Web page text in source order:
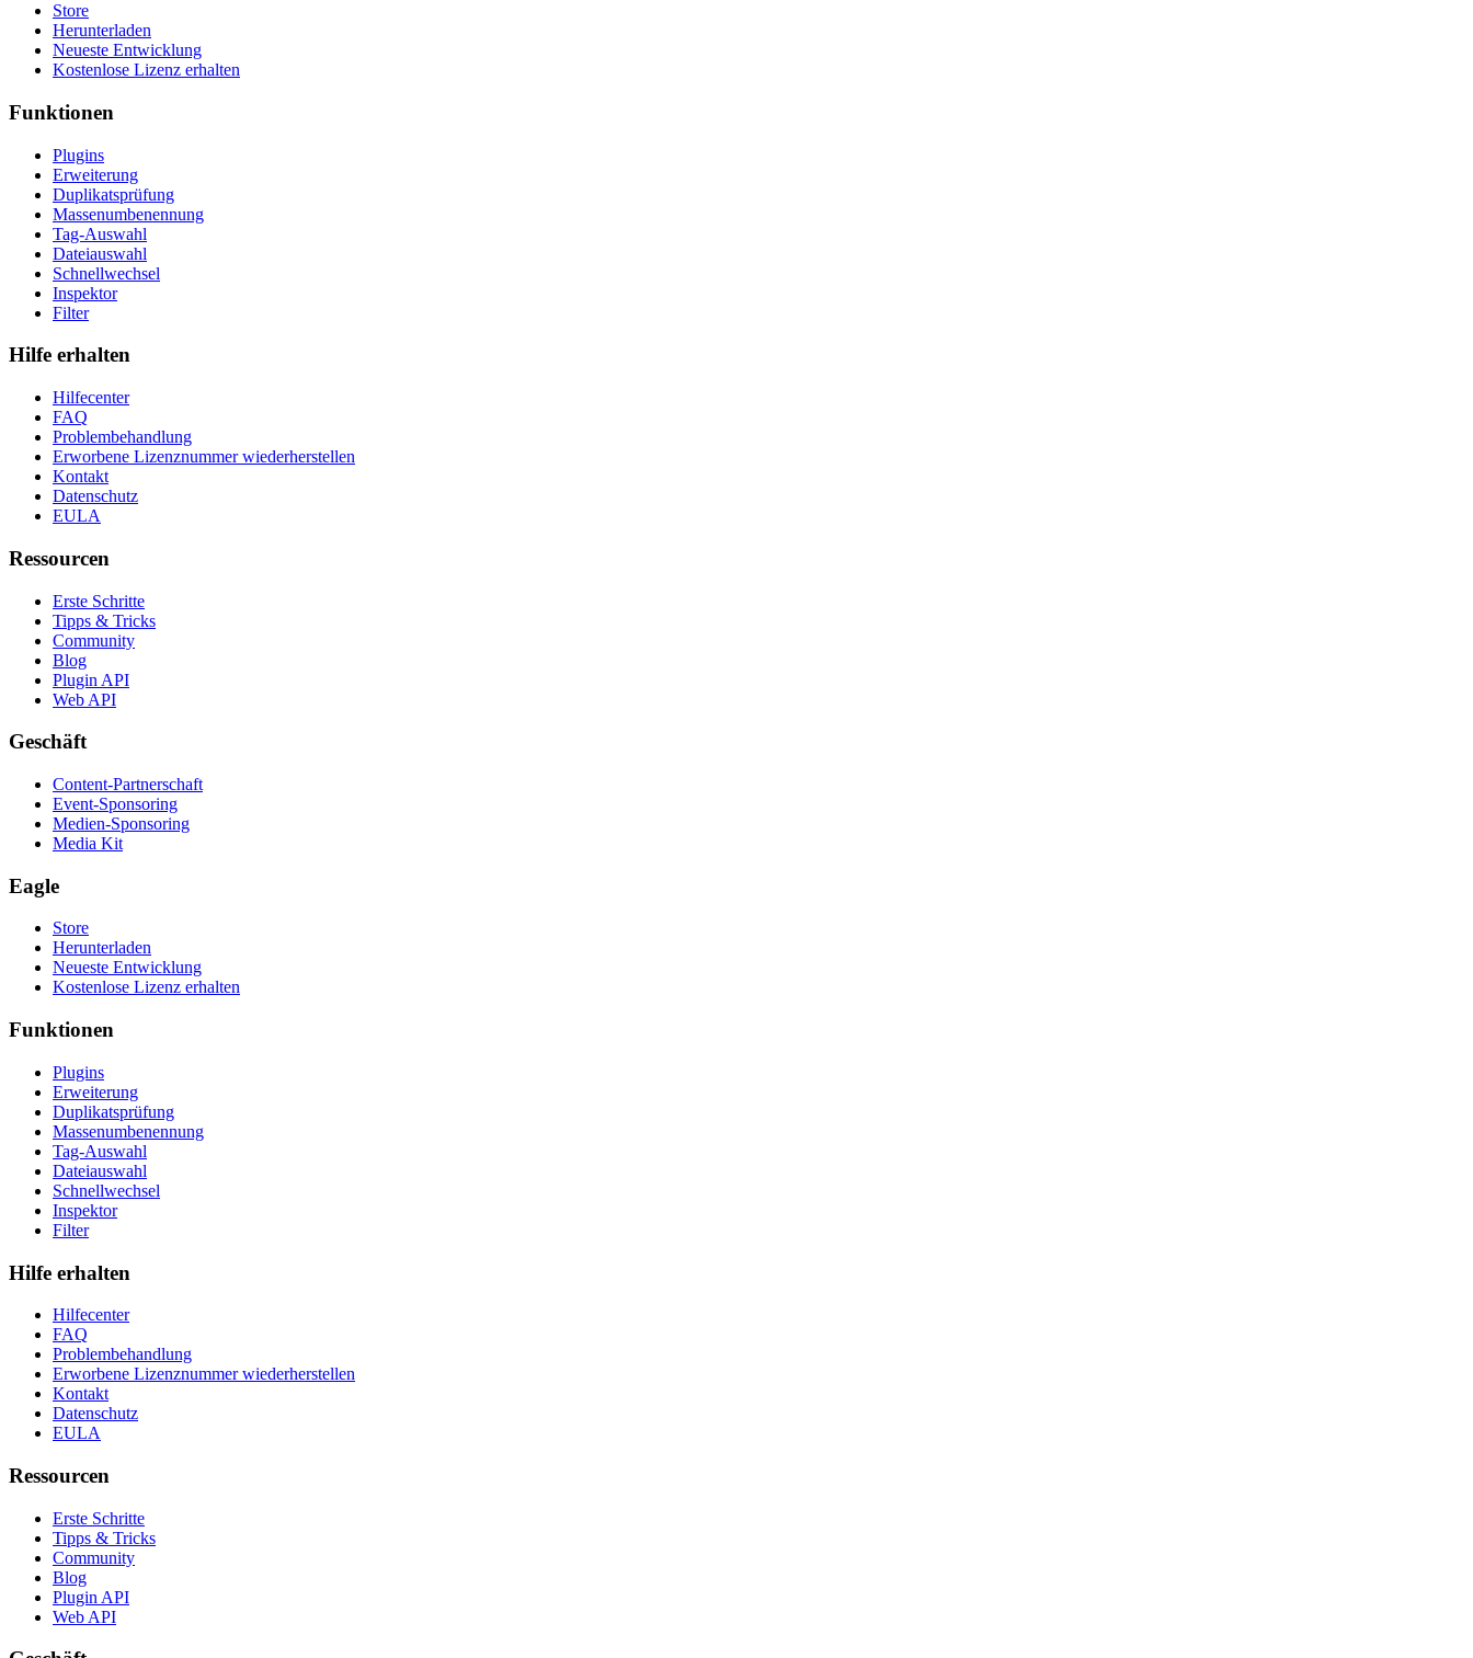
Store
Herunterladen
Neueste Entwicklung
Kostenlose Lizenz erhalten
Funktionen
Plugins
Erweiterung
Duplikatsprüfung
Massenumbenennung
Tag-Auswahl
Dateiauswahl
Schnellwechsel
Inspektor
Filter
Hilfe erhalten
Hilfecenter
FAQ
Problembehandlung
Erworbene Lizenznummer wiederherstellen
Kontakt
Datenschutz
EULA
Ressourcen
Erste Schritte
Tipps & Tricks
Community
Blog
Plugin API
Web API
Geschäft
Content-Partnerschaft
Event-Sponsoring
Medien-Sponsoring
Media Kit
Eagle
Store
Herunterladen
Neueste Entwicklung
Kostenlose Lizenz erhalten
Funktionen
Plugins
Erweiterung
Duplikatsprüfung
Massenumbenennung
Tag-Auswahl
Dateiauswahl
Schnellwechsel
Inspektor
Filter
Hilfe erhalten
Hilfecenter
FAQ
Problembehandlung
Erworbene Lizenznummer wiederherstellen
Kontakt
Datenschutz
EULA
Ressourcen
Erste Schritte
Tipps & Tricks
Community
Blog
Plugin API
Web API